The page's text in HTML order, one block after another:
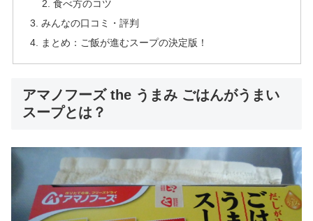
食べ方のコツ
みんなの口コミ・評判
まとめ：ご飯が進むスープの決定版！
アマノフーズ the うまみ ごはんがうまい
スープとは？